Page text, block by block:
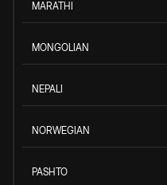
MARATHI
MONGOLIAN
NEPALI
NORWEGIAN
PASHTO